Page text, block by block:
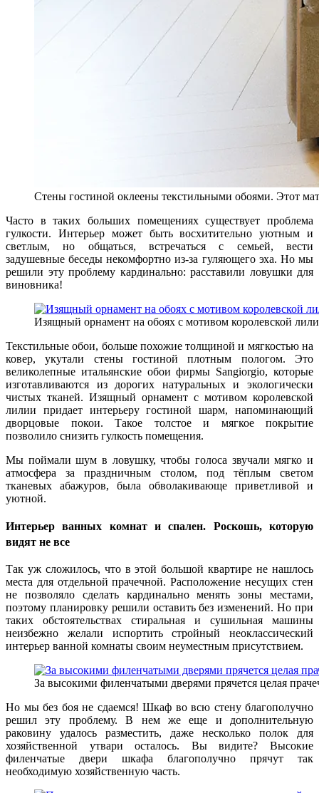
Стены гостиной оклеены текстильными обоями. Этот
Часто в таких больших помещениях существует проблема
гулкости. Интерьер может быть восхитительно уютным и
светлым, но общаться, встречаться с семьей, вести
задушевные беседы некомфортно из-за гуляющего эха. Но мы
решили эту проблему кардинально: расставили ловушки для
виновника!
Изящный орнамент на обоях с мотивом королевской
Текстильные обои, больше похожие толщиной и мягкостью на
ковер, укутали стены гостиной плотным пологом. Это
великолепные итальянские обои фирмы Sangiorgio, которые
изготавливаются из дорогих натуральных и экологически
чистых тканей. Изящный орнамент с мотивом королевской
лилии придает интерьеру гостиной шарм, напоминающий
дворцовые покои. Такое толстое и мягкое покрытие
позволило снизить гулкость помещения.
Мы поймали шум в ловушку, чтобы голоса звучали мягко и
атмосфера за праздничным столом, под тёплым светом
тканевых абажуров, была обволакивающе приветливой и
уютной.
Интерьер ванных комнат и спален. Роскошь, которую
видят не все
Так уж сложилось, что в этой большой квартире не нашлось
места для отдельной прачечной. Расположение несущих стен
не позволяло сделать кардинально менять зоны местами,
поэтому планировку решили оставить без изменений. Но при
таких обстоятельствах стиральная и сушильная машины
неизбежно желали испортить стройный неоклассический
интерьер ванной комнаты своим неуместным присутствием.
За высокими филенчатыми дверями прячется целая
Но мы без боя не сдаемся! Шкаф во всю стену благополучно
решил эту проблему. В нем же еще и дополнительную
раковину удалось разместить, даже несколько полок для
хозяйственной утвари осталось. Вы видите? Высокие
филенчатые двери шкафа благополучно прячут так
необходимую хозяйственную часть.